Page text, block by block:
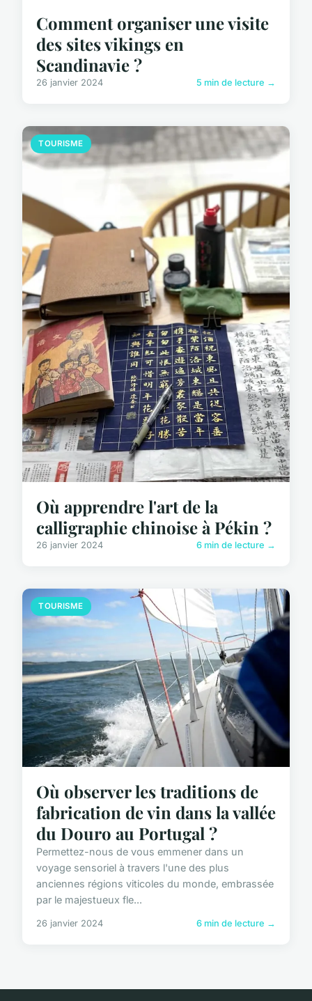
Comment organiser une visite
des sites vikings en
Scandinavie ?
26 janvier 2024 5 min de lecture →
TOURISME
Où apprendre l'art de la
calligraphie chinoise à Pékin ?
26 janvier 2024 6 min de lecture →
TOURISME
Où observer les traditions de
fabrication de vin dans la vallée
du Douro au Portugal ?
Permettez-nous de vous emmener dans un
voyage sensoriel à travers l'une des plus
anciennes régions viticoles du monde, embrassée
par le majestueux fle...
26 janvier 2024 6 min de lecture →